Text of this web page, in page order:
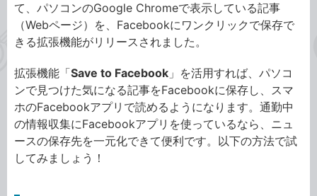
て、パソコンのGoogle Chromeで表示している記事
（Webページ）を、Facebookにワンクリックで保存で
きる拡張機能がリリースされました。
拡張機能「Save to Facebook 」を活用すれば、パソコ
ンで見つけた気になる記事をFacebookに保存し、スマ
ホのFacebookアプリで読めるようになります。通勤中
の情報収集にFacebookアプリを使っているなら、ニュ
ースの保存先を一元化できて便利です。以下の方法で試
してみましょう！